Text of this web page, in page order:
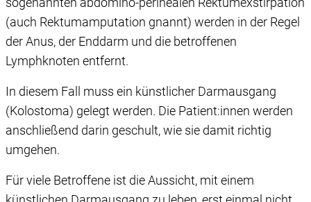
Einwilligung können Sie mit Wirkung für die Zukunft
widerrufen, indem Sie auf das runde Icon in der linken
unteren Ecke klicken. Weitere Informationen finden Sie in
unserer Datenschutzerklärung.
(auch Rektumamputation gnannt) werden in der Regel
der Anus, der Enddarm und die betroffenen
Lymphknoten entfernt.
In diesem Fall muss ein künstlicher Darmausgang
(Kolostoma) gelegt werden. Die Patient:innen werden
anschließend darin geschult, wie sie damit richtig
umgehen.
Für viele Betroffene ist die Aussicht, mit einem